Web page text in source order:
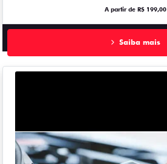
A partir de R$ 199,00
Saiba mais